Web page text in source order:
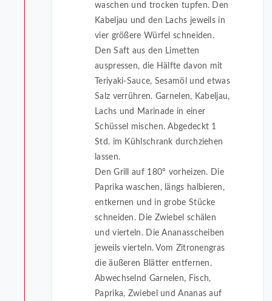
waschen und trocken tupfen. Den
Kabeljau und den Lachs jeweils in
vier größere Würfel schneiden.
Den Saft aus den Limetten
auspressen, die Hälfte davon mit
Teriyaki-Sauce, Sesamöl und etwas
Salz verrühren. Garnelen, Kabeljau,
Lachs und Marinade in einer
Schüssel mischen. Abgedeckt 1
Std. im Kühlschrank durchziehen
lassen.
Den Grill auf 180° vorheizen. Die
Paprika waschen, längs halbieren,
entkernen und in grobe Stücke
schneiden. Die Zwiebel schälen
und vierteln. Die Ananasscheiben
jeweils vierteln. Vom Zitronengras
die äußeren Blätter entfernen.
Abwechselnd Garnelen, Fisch,
Paprika, Zwiebel und Ananas auf